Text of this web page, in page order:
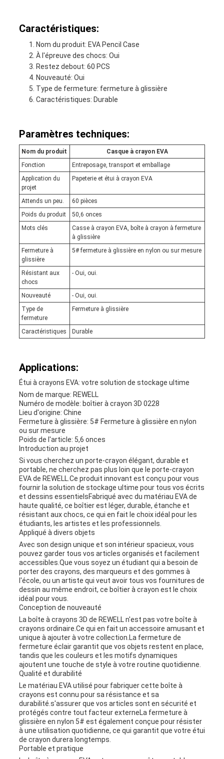
Caractéristiques:
Nom du produit: EVA Pencil Case
À l'épreuve des chocs: Oui
Restez debout: 60 PCS
Nouveauté: Oui
Type de fermeture: fermeture à glissière
Caractéristiques: Durable
Paramètres techniques:
Nom du produit
Casque à crayon EVA
Fonction
Entreposage, transport et emballage
Application du
projet
Papeterie et étui à crayon EVA
Attends un peu.
60 pièces
Poids du produit
50,6 onces
Mots clés
Casse à crayon EVA, boîte à crayon à fermeture
à glissière
Fermeture à
glissière
5# fermeture à glissière en nylon ou sur mesure
Résistant aux
chocs
- Oui, oui.
Nouveauté
- Oui, oui.
Type de
fermeture
Fermeture à glissière
Caractéristiques Durable
Applications:
Étui à crayons EVA: votre solution de stockage ultime
Nom de marque: REWELL
Numéro de modèle: boîtier à crayon 3D 0228
Lieu d'origine: Chine
Fermeture à glissière: 5# Fermeture à glissière en nylon
ou sur mesure
Poids de l'article: 5,6 onces
Introduction au projet
Si vous cherchez un porte-crayon élégant, durable et
portable, ne cherchez pas plus loin que le porte-crayon
EVA de REWELL.Ce produit innovant est conçu pour vous
fournir la solution de stockage ultime pour tous vos écrits
et dessins essentielsFabriqué avec du matériau EVA de
haute qualité, ce boîtier est léger, durable, étanche et
résistant aux chocs, ce qui en fait le choix idéal pour les
étudiants, les artistes et les professionnels.
Appliqué à divers objets
Avec son design unique et son intérieur spacieux, vous
pouvez garder tous vos articles organisés et facilement
accessibles.Que vous soyez un étudiant qui a besoin de
porter des crayons, des marqueurs et des gommes à
l'école, ou un artiste qui veut avoir tous vos fournitures de
dessin au même endroit, ce boîtier à crayon est le choix
idéal pour vous.
Conception de nouveauté
La boîte à crayons 3D de REWELL n'est pas votre boîte à
crayons ordinaire.Ce qui en fait un accessoire amusant et
unique à ajouter à votre collection.La fermeture de
fermeture éclair garantit que vos objets restent en place,
tandis que les couleurs et les motifs dynamiques
ajoutent une touche de style à votre routine quotidienne.
Qualité et durabilité
Le matériau EVA utilisé pour fabriquer cette boîte à
crayons est connu pour sa résistance et sa
durabilité.s'assurer que vos articles sont en sécurité et
protégés contre tout facteur externeLa fermeture à
glissière en nylon 5# est également conçue pour résister
à une utilisation quotidienne, ce qui garantit que votre étui
de crayon durera longtemps.
Portable et pratique